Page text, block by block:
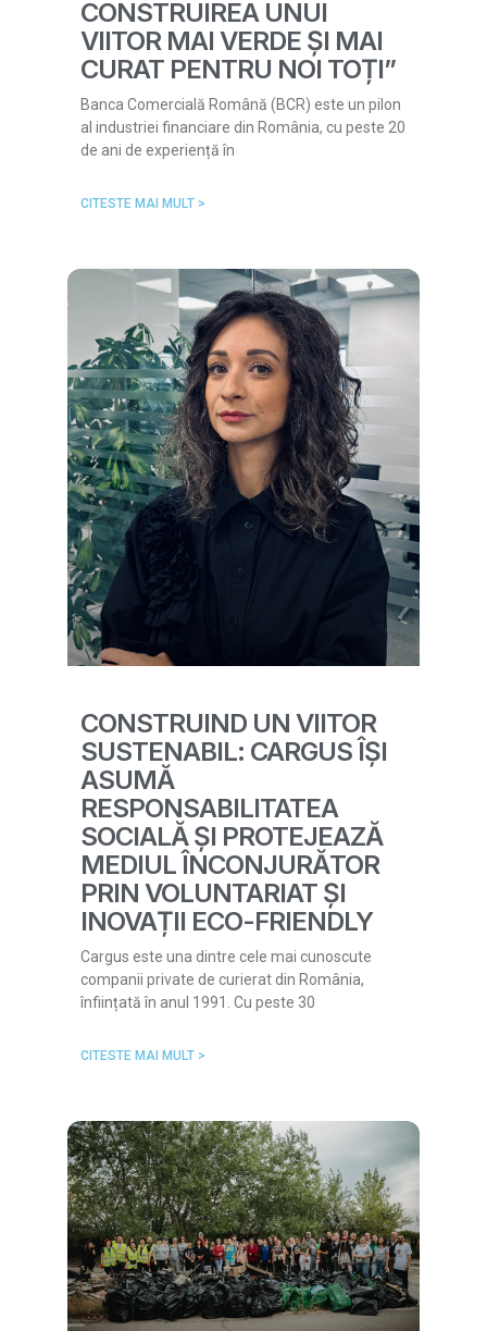
CONSTRUIREA UNUI
VIITOR MAI VERDE ȘI MAI
CURAT PENTRU NOI TOȚI”
Banca Comercială Română (BCR) este un pilon
al industriei financiare din România, cu peste 20
de ani de experiență în
CITESTE MAI MULT >
CONSTRUIND UN VIITOR
SUSTENABIL: CARGUS ÎȘI
ASUMĂ
RESPONSABILITATEA
SOCIALĂ ȘI PROTEJEAZĂ
MEDIUL ÎNCONJURĂTOR
PRIN VOLUNTARIAT ȘI
INOVAȚII ECO-FRIENDLY
Cargus este una dintre cele mai cunoscute
companii private de curierat din România,
înființată în anul 1991. Cu peste 30
CITESTE MAI MULT >